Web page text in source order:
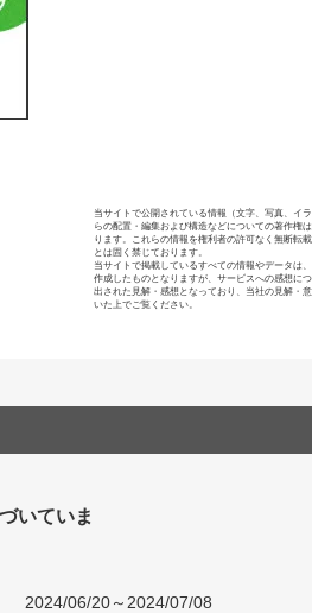
当サイトで公開されている情報（文字、写真、イ
らの配置・編集および構造などについての著作権
ります。これらの情報を権利者の許可なく無断転
とは固く禁じております。
当サイトで掲載しているすべての情報やデータは
作成したものとなりますが、サービスへの感想に
出された見解・感想となっており、当社の見解・
いた上でご覧ください。
いていま
2024/06/20～2024/07/08